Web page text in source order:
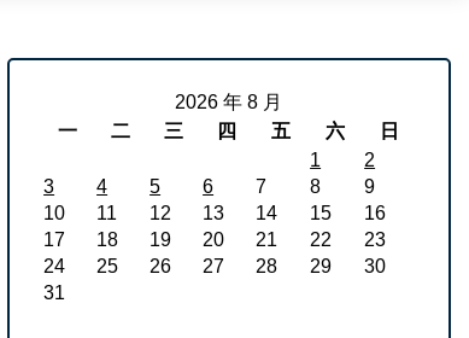
2026 年 8 月
一
二 三 四 五 六
日
1
2
3
4 5 6 7 8
9
10
11 12 13 14 15
16
17
18 19 20 21 22
23
24
25 26 27 28 29
30
31